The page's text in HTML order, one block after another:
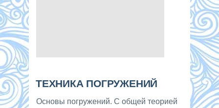
ТЕХНИКА ПОГРУЖЕНИЙ
Основы погружений. С общей теорией